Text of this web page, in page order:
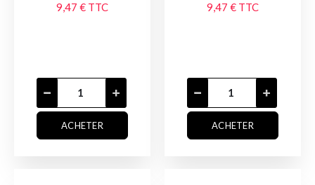
9,47 € TTC
ACHETER
9,47 € TTC
ACHETER